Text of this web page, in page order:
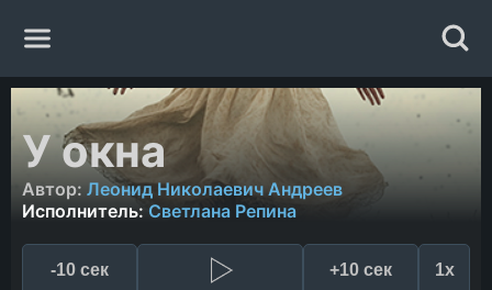
Главная
Жанры
Авторы
У окна
Автор: Леонид Николаевич Андреев
Исполнитель: Светлана Репина
-10 сек +10 сек 1x